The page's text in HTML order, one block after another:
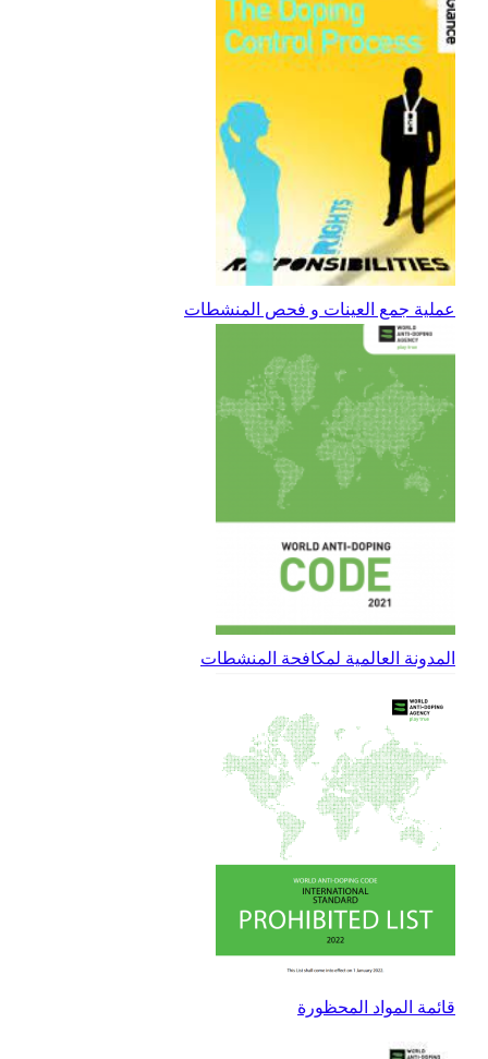
عملية جمع العينات و فحص المنشطات
المدونة العالمية لمكافحة المنشطات
قائمة المواد المحظورة